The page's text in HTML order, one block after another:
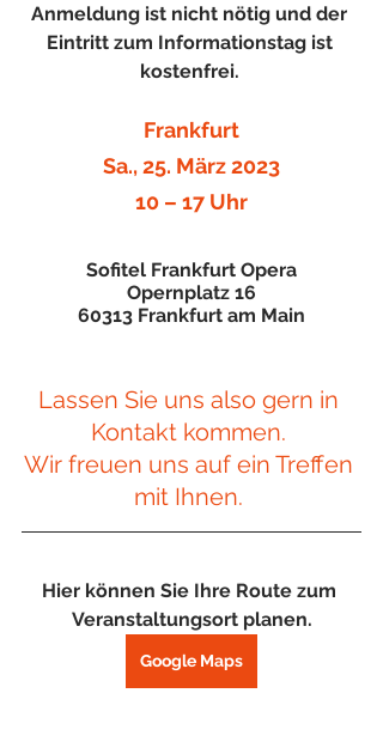
Anmeldung ist nicht nötig und der
Eintritt zum Informationstag ist
kostenfrei.
Frankfurt
Sa., 25. März 2023
10 – 17 Uhr
Sofitel Frankfurt Opera
Opernplatz 16
60313 Frankfurt am Main
Lassen Sie uns also gern in
Kontakt kommen.
Wir freuen uns auf ein Treffen
mit Ihnen.
Hier können Sie Ihre Route zum
Veranstaltungsort planen.
Google Maps